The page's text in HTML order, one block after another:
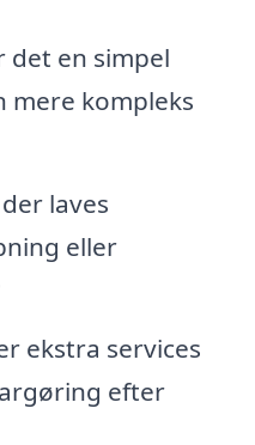
det en simpel
mere kompleks
laves
eller
ekstra services
efter